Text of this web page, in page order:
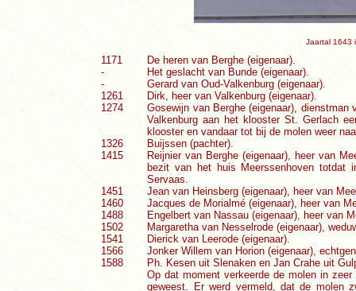
Jaartal 1643
1171
De heren van Berghe (eigenaar).
-
Het geslacht van Bunde (eigenaar).
-
Gerard van Oud-Valkenburg (eigenaar).
1261
Dirk, heer van Valkenburg (eigenaar).
1274
Gosewijn van Berghe (eigenaar),
Valkenburg aan het klooster St. Gerlach
klooster en vandaar tot bij de molen weer
1326
Buijssen (pachter).
1415
Reijnier van Berghe (eigenaar), heer van
bezit van het huis Meerssenhoven totdat
Servaas.
1451
Jean van Heinsberg (eigenaar), heer van
1460
Jacques de Morialmé (eigenaar), heer van
1488
Engelbert van Nassau (eigenaar), heer van
1502
Margaretha van Nesselrode (eigenaar),
1541
Dierick van Leerode (eigenaar).
1566
Jonker Willem van Horion (eigenaar),
1588
Ph. Kesen uit Slenaken en Jan Crahe uit
Op dat moment verkeerde de molen in
geweest. Er werd vermeld, dat de molen